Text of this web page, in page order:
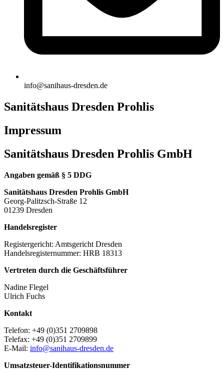
info@sanihaus-dresden.de
Sanitätshaus Dresden Prohlis
Impressum
Sanitätshaus Dresden Prohlis GmbH
Angaben gemäß § 5 DDG
Sanitätshaus Dresden Prohlis GmbH
Georg-Palitzsch-Straße 12
01239 Dresden
Handelsregister
Registergericht: Amtsgericht Dresden
Handelsregisternummer: HRB 18313
Vertreten durch die Geschäftsführer
Nadine Flegel
Ulrich Fuchs
Kontakt
Telefon: +49 (0)351 2709898
Telefax: +49 (0)351 2709899
E-Mail: info@sanihaus-dresden.de
Umsatzsteuer-Identifikationsnummer